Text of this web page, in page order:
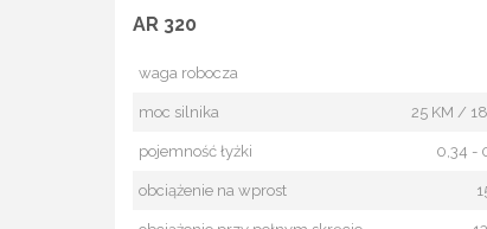
AR 320
waga robocza
moc silnika 25 KM /
pojemność łyżki 0,34 -
obciążenie na wprost